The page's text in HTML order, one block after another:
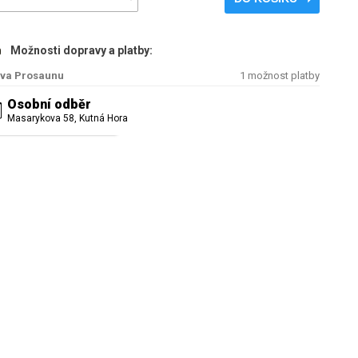
den, na kterém se předem domluvíme.
čísle +420 720 168 215
Možnosti dopravy a platby:
Prosaunu 1 možnost platby
Osobní odběr
Masarykova 58, Kutná Hora